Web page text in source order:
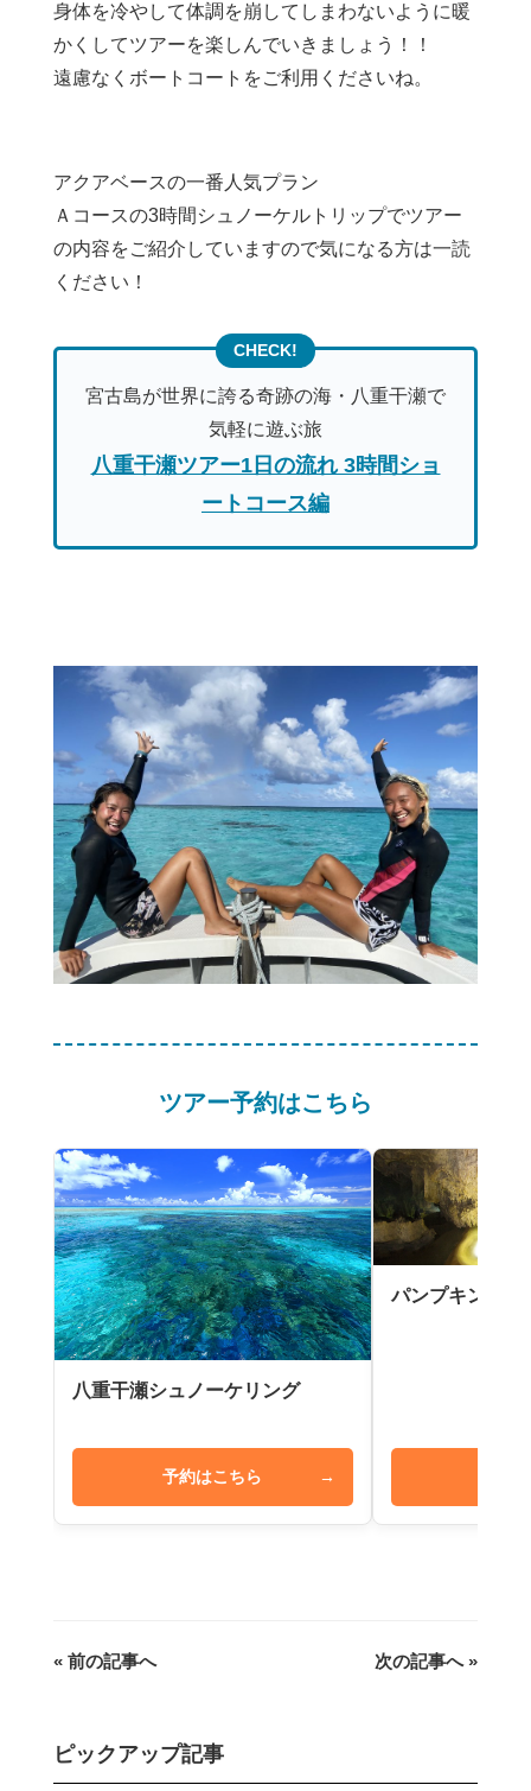
身体を冷やして体調を崩してしまわないように暖
かくしてツアーを楽しんでいきましょう！！
遠慮なくボートコートをご利用くださいね。
アクアベースの一番人気プラン
Ａコースの3時間シュノーケルトリップでツアー
の内容をご紹介していますので気になる方は一読
ください！
宮古島が世界に誇る奇跡の海・八重干瀬で
気軽に遊ぶ旅
八重干瀬ツアー1日の流れ 3時間ショ
ートコース編
ツアー予約はこちら
八重干瀬シュノーケリング
予約はこちら →
パンプキン鍾乳
« 前の記事へ 次の記事へ »
ピックアップ記事